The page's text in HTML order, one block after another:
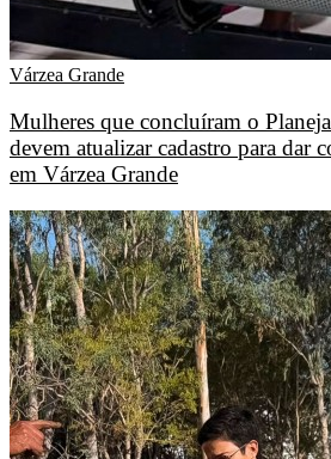
Várzea Grande
Mulheres que concluíram o
devem atualizar cadastro para dar
em Várzea Grande